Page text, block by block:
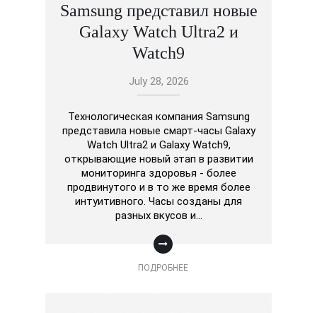
Samsung представил новые
Galaxy Watch Ultra2 и
Watch9
July 28, 2026
Технологическая компания Samsung
представила новые смарт-часы Galaxy
Watch Ultra2 и Galaxy Watch9,
открывающие новый этап в развитии
мониторинга здоровья - более
продвинутого и в то же время более
интуитивного. Часы созданы для
разных вкусов и…
ПОДРОБНЕЕ